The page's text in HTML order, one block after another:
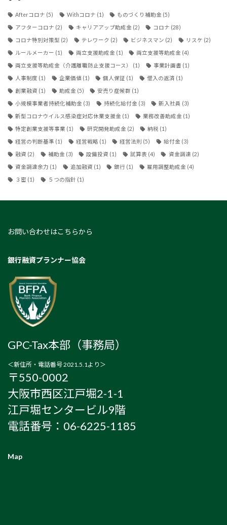
Afterコロナ (5) Withコロナ (1) ものづくり補助金 (5)
アフターコロナ (2) キャリアアップ助成金 (2) コロナ (28)
コロナ特別対策型 (2) テレワーク (2) ビジネスマン (2) リスケ (2)
ルールメーカー (1) 両立支援助成金 (1) 両立支援等助成金 (4)
両立支援等助成金（介護離職防止支援コース） (1) 事業計画書 (1)
人事制度 (1) 企業価値(1) 個人保証 (1) 借入の返済 (1)
創業融資 (1) 助成金 (5) 安売り症候群 (1)
小規模事業者持続化補助金 (3) 持続化給付金 (3) 新入社員 (3)
新型コロナウイルス感染症対応休業支援金 (1) 業務改善助成金 (1)
特定創業支援等事業 (1) 研究開発助成金 (2) 納税 (1)
経営の判断基準 (1) 経営戦略 (1) 経営法則 (5) 給付金 (3)
融資 (2) 補助金 (3) 設備投資 (1) 試算表 (4) 資金調達 (2)
資金調達余力 (1) 追加融資 (1) 銀行 (1) 雇用調整助成金 (4)
３密 (1) ５つの指針 (1)
お問い合わせはこちらから
銀行融資プランナー協会
GPC-Tax本部（事務局）
＜新住所・電話番号 2021.5.1より＞
〒550-0002
大阪市西区江戸堀2-1-1
江戸堀センタービル9階
電話番号：06-6225-1185
Map